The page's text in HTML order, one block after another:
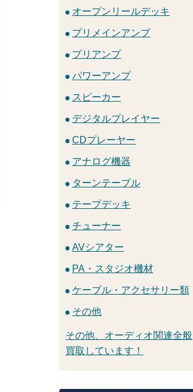
オープンリールデッキ
プリメインアンプ
プリアンプ
パワーアンプ
スピーカー
デジタルプレイヤー
CDプレーヤー
アナログ機器
ターンテーブル
テープデッキ
チューナー
AVシアター
PA・スタジオ機材
ケーブル・アクセサリー類
その他
その他、オーディオ関連全般
買取しています！